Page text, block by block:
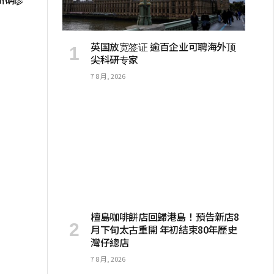
英国放宽签证 逾百企业可聘海外顶
尖科研专家
7 8 月, 2026
檀島咖啡餅店回歸港島！預告新店8
月下旬太古重開 年初結束80年歷史
灣仔總店
7 8 月, 2026